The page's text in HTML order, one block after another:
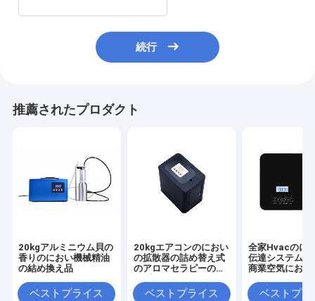
続行
推薦されたプロダクト
20kgアルミニウム貝の
香りのにおい機械精油
の結め換え品
ベストプライス
20kgエアコンのにおい
の拡散器の詰め替え式
のアロマセラピーのタ
ベストプライス
全家Hvacのに
伝達システム
商業空気におい
ベストプラ